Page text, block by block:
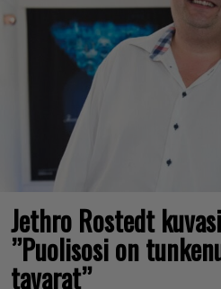
Jethro Rostedt
”Puolisosi on
tavarat”